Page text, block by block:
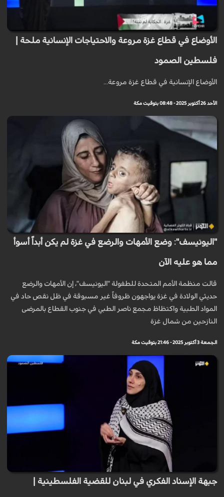
الأوضاع في قطاع غزة مروعة والاحتياجات الإنسانية ملحة |
فلسطين الصمود
الأوضاع الإنسانية في قطاع غزة مروعة...
الأحد 26 أكتوبر 2025 - 08:48 بتوقيت مكة
"اليونيسف": وضع الأمهات والرضع في غزة لم يكن أبداً أسوأ
مما هو عليه الآن
قالت منظمة الأمم المتحدة للطفولة "اليونيسف"، إن الأمهات والرضع
حديثي الولادة في غزة يواجهون ظروفاً غير مسبوقة في ظل نقص حاد في
المواد الطبية واكتظاظ مجمع ناصر الطبي في جنوب القطاع بالمرضى
النازحين من شمال غزة
الجمعة 3 أكتوبر 2025 - 21:46 بتوقيت مكة
جبهة الإسناد الفكري في لبنان للقضية الفلسطينية |